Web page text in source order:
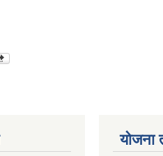
योजना